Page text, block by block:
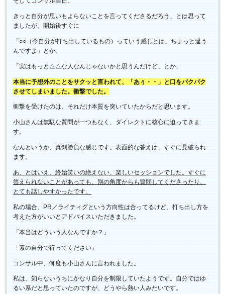
きっと自分が思いもよらないことを言ってくださるだろう、とは思って
ましたが、開始後すぐに
「○○（今自分が打ち出しているもの）っていう感じとは、ちょっと違う
んですよ」とか、
「実はもっと△△な人なんじゃないかと思うんだけど」とか、
本当に予想外のことをサクッと言われて、「あぅ・・」と口をパクパク
させてしまいました。衝撃でした。
衝撃を受けたのは、それだけ本質を突いていたからだと思います。
小山さんは無駄な質問が一つもなく、ダイレクトに核心に迫ってきま
す。
なんというか、真剣勝負な感じです。表面的な答えは、すぐに見破られ
ます。
あ、とはいえ、終始笑いの絶えない、楽しいセッションでした。すぐに
答えられないことがあっても、別の角度からも質問してくださったり、
とても話しやすかったです。
私の場合、PR／ライティグという方向性は合ってるけど、打ち出し方を
考えた方がいいとアドバイスいただきました。
「本当はどういう人なんですか？」
「素の自分で行ってください」
コンサル中、何度も小山さんに言われました。
私は、知らないうちにかなり自分を制限していたようです。自分ではゆ
るい系だと思っていたのですが、どうやら熱い人みたいです。